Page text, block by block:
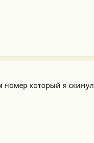
номер который я скинул